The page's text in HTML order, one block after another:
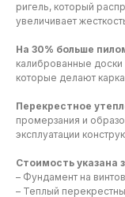
ригель, который
увеличивает
На 30% больше
калиброванные доски
которые делают
Перекрестное
промерзания и
эксплуатации
Стоимость указана
– Фундамент на
– Теплый